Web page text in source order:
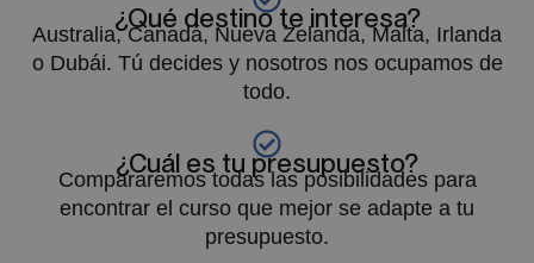
¿Qué destino te interesa?
Australia, Canadá, Nueva Zelanda, Malta, Irlanda
o Dubái. Tú decides y nosotros nos ocupamos de
todo.
¿Cuál es tu presupuesto?
Compararemos todas las posibilidades para
encontrar el curso que mejor se adapte a tu
presupuesto.